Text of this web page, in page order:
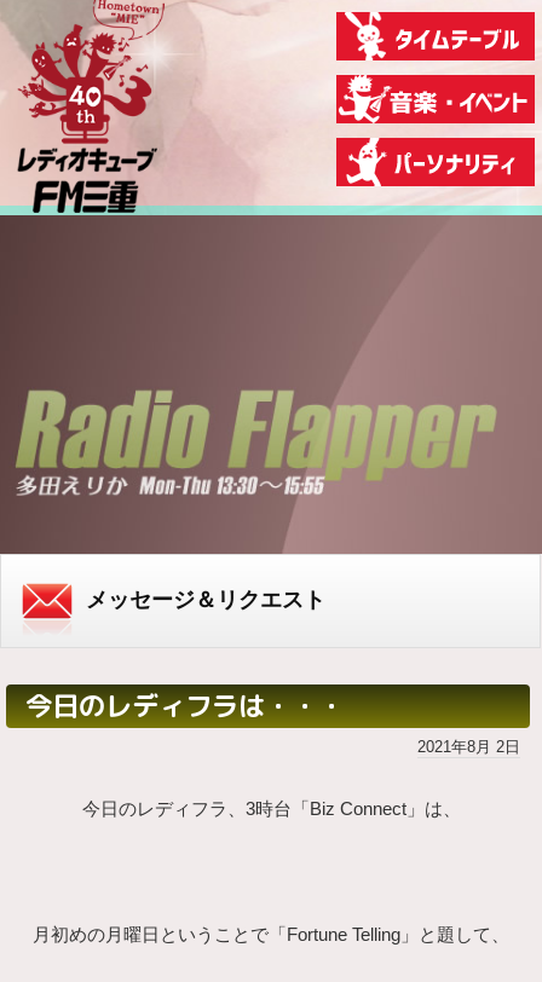
メッセージ＆リクエスト
今日のレディフラは・・・
2021年8月 2日
今日のレディフラ、 3時台「Biz Connect」は、
月初めの月曜日ということで 「Fortune Telling」と題して、